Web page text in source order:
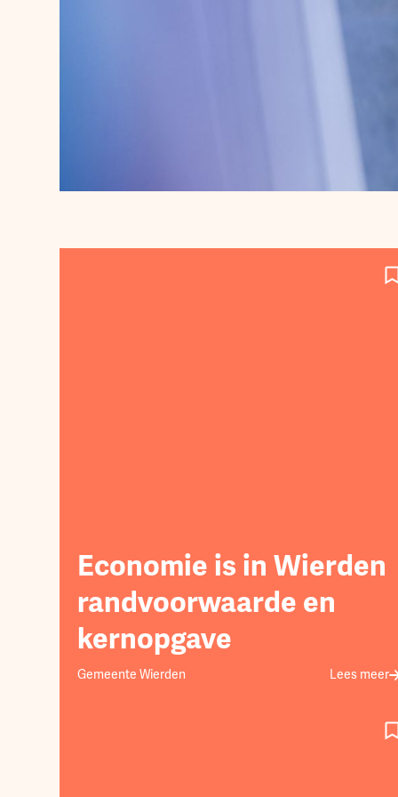
Economie is in Wierden
randvoorwaarde en
kernopgave
Gemeente Wierden Lees meer